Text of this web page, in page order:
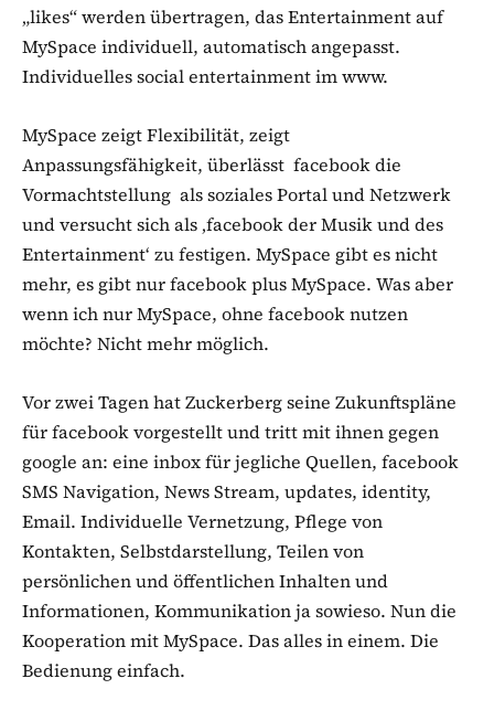
„likes“ werden übertragen, das Entertainment auf
MySpace individuell, automatisch angepasst.
Individuelles social entertainment im www.
MySpace zeigt Flexibilität, zeigt
Anpassungsfähigkeit, überlässt facebook die
Vormachtstellung als soziales Portal und Netzwerk
und versucht sich als ‚facebook der Musik und des
Entertainment‘ zu festigen. MySpace gibt es nicht
mehr, es gibt nur facebook plus MySpace. Was aber
wenn ich nur MySpace, ohne facebook nutzen
möchte? Nicht mehr möglich.
Vor zwei Tagen hat Zuckerberg seine Zukunftspläne
für facebook vorgestellt und tritt mit ihnen gegen
google an: eine inbox für jegliche Quellen, facebook
SMS Navigation, News Stream, updates, identity,
Email. Individuelle Vernetzung, Pflege von
Kontakten, Selbstdarstellung, Teilen von
persönlichen und öffentlichen Inhalten und
Informationen, Kommunikation ja sowieso. Nun die
Kooperation mit MySpace. Das alles in einem. Die
Bedienung einfach.